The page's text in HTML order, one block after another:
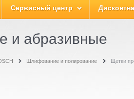
Сервисный центр
и абразивные
Шлифование и полирование Щетки